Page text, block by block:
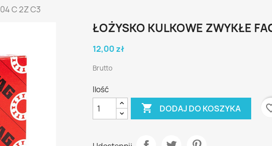
C 2Z C3
ŁOŻYSKO KULKOWE ZWYKŁE
12,00 zł
Brutto
Ilość
 DODAJ DO KOSZYKA